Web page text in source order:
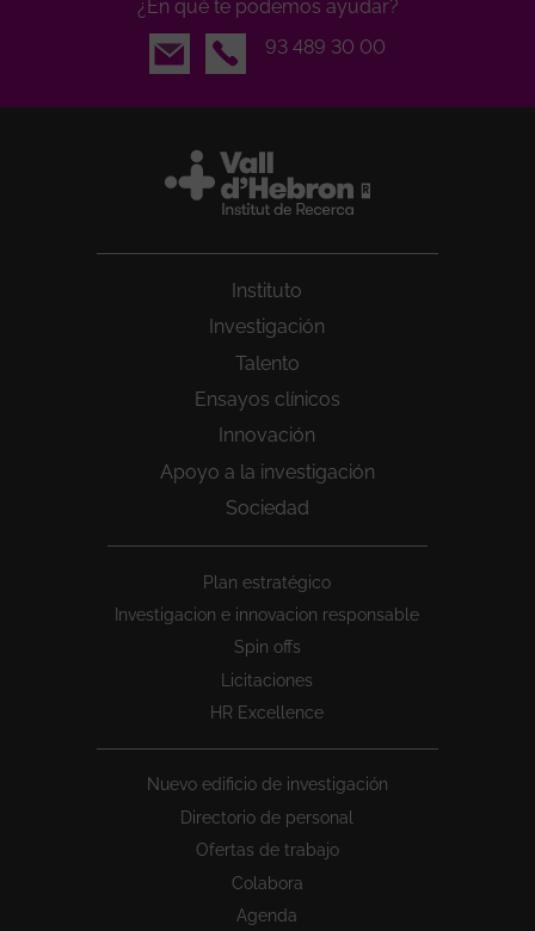
¿En qué te podemos ayudar?
Email
93 489 30 00
Instituto
Investigación
Talento
Ensayos clínicos
Innovación
Apoyo a la investigación
Sociedad
Plan estratégico
Investigacion e innovacion responsable
Spin offs
Licitaciones
HR Excellence
Nuevo edificio de investigación
Directorio de personal
Ofertas de trabajo
Colabora
Agenda